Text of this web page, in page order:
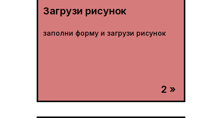
Загрузи рисунок
заполни форму и загрузи рисунок
2 »